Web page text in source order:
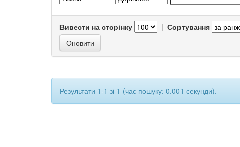
Вивести на сторінку | Сортування
Результати 1-1 зі 1 (час пошуку: 0.001 секунди).